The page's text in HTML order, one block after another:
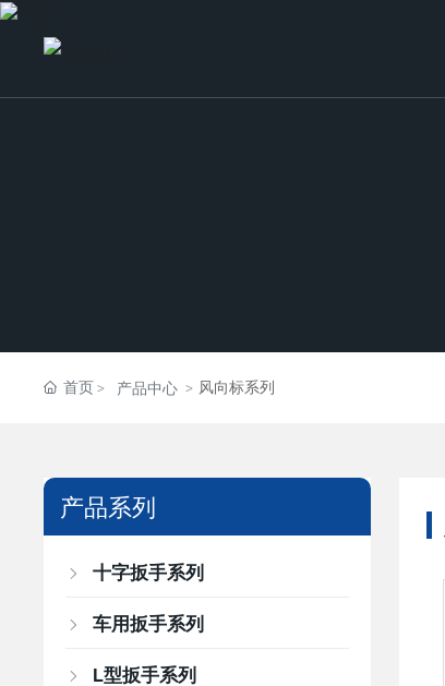
首页 产品中心 风向标系列
产品系列
十字扳手系列
车用扳手系列
L型扳手系列